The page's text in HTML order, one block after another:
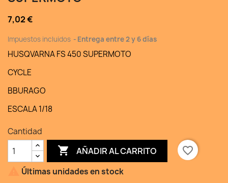
7,02 €
Impuestos incluidos Entrega entre 2 y 6 días
HUSQVARNA FS 450 SUPERMOTO
CYCLE
BBURAGO
ESCALA 1/18
Cantidad
 AÑADIR AL CARRITO
favorite_border
Últimas unidades en stock